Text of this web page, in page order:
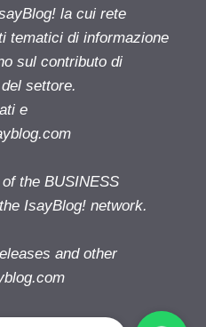
la cui rete
tematici di informazione
sul contributo di
settore.
e
the BUSINESS
IsayBlog! network.
and other